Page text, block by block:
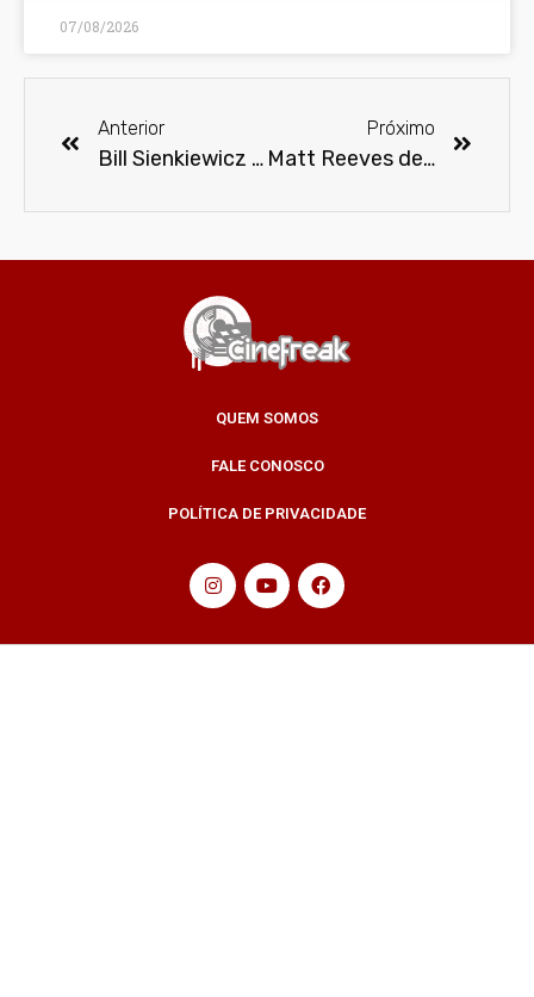
07/08/2026
Anterior
Bill Sienkiewicz retorna à CCXP para participar da edição Tour Nordeste 2017
Próximo
Matt Reeves desiste de dirigir o próximo filme do Batman
QUEM SOMOS
FALE CONOSCO
POLÍTICA DE PRIVACIDADE